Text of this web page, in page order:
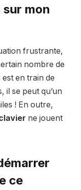
mon
frustrante,
nombre de
en train de
il se peut qu’un
! En outre,
ne jouent
ce